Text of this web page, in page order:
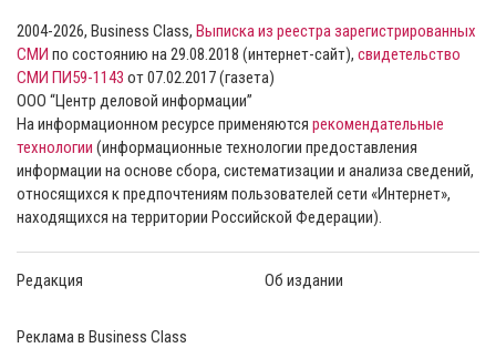
2004-2026, Business Class, Выписка из реестра зарегистрированных
СМИ по состоянию на 29.08.2018 (интернет-сайт), свидетельство
СМИ ПИ59-1143 от 07.02.2017 (газета)
ООО “Центр деловой информации”
На информационном ресурсе применяются рекомендательные
технологии (информационные технологии предоставления
информации на основе сбора, систематизации и анализа сведений,
относящихся к предпочтениям пользователей сети «Интернет»,
находящихся на территории Российской Федерации).
Редакция Об издании
Реклама в Business Class